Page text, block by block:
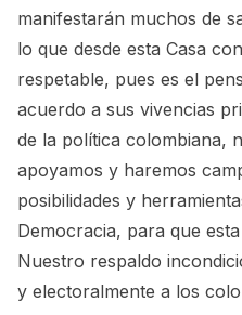
manifestarán muchos de
lo que desde esta Casa
respetable, pues es el
acuerdo a sus vivencias
de la política colombiana,
apoyamos y haremos
posibilidades y
Democracia, para que
Nuestro respaldo
y electoralmente a los